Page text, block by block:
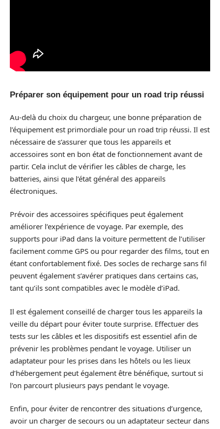
Préparer son équipement pour un road trip réussi
Au-delà du choix du chargeur, une bonne préparation de
l’équipement est primordiale pour un road trip réussi. Il est
nécessaire de s’assurer que tous les appareils et
accessoires sont en bon état de fonctionnement avant de
partir. Cela inclut de vérifier les câbles de charge, les
batteries, ainsi que l’état général des appareils
électroniques.
Prévoir des accessoires spécifiques peut également
améliorer l’expérience de voyage. Par exemple, des
supports pour iPad dans la voiture permettent de l’utiliser
facilement comme GPS ou pour regarder des films, tout en
étant confortablement fixé. Des socles de recharge sans fil
peuvent également s’avérer pratiques dans certains cas,
tant qu’ils sont compatibles avec le modèle d’iPad.
Il est également conseillé de charger tous les appareils la
veille du départ pour éviter toute surprise. Effectuer des
tests sur les câbles et les dispositifs est essentiel afin de
prévenir les problèmes pendant le voyage. Utiliser un
adaptateur pour les prises dans les hôtels ou les lieux
d’hébergement peut également être bénéfique, surtout si
l’on parcourt plusieurs pays pendant le voyage.
Enfin, pour éviter de rencontrer des situations d’urgence,
avoir un charger de secours ou un adaptateur secteur dans